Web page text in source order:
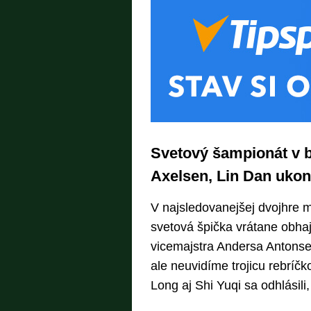
Svetový šampionát v
Axelsen, Lin Dan
V najsledovanejšej dvojhre
svetová špička vrátane
vicemajstra Andersa
ale neuvidíme trojicu
Long aj Shi Yuqi sa